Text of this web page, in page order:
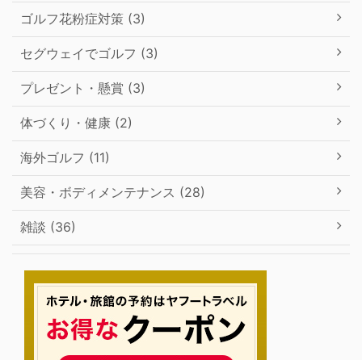
ゴルフ花粉症対策 (3)
セグウェイでゴルフ (3)
プレゼント・懸賞 (3)
体づくり・健康 (2)
海外ゴルフ (11)
美容・ボディメンテナンス (28)
雑談 (36)